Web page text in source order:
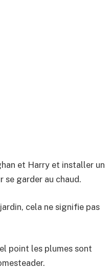
et Harry et installer un
se garder au chaud.
cela ne signifie pas
point les plumes sont